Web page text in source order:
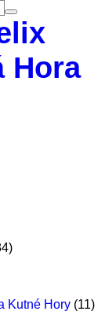
Hora
Kutné Hory(11)